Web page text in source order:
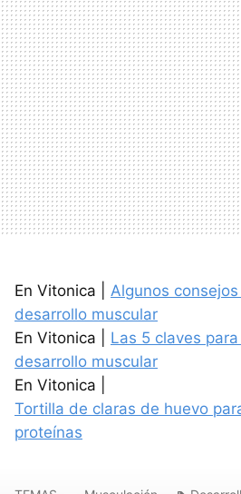
En Vitonica | Algunos
desarrollo muscular
En Vitonica | Las 5 claves
desarrollo muscular
En Vitonica |
Tortilla de claras de huevo
proteínas